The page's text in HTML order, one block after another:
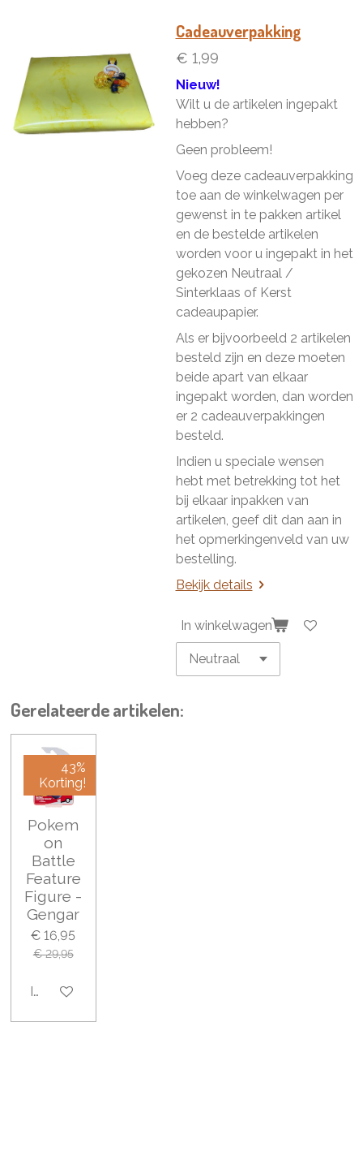
e
Cadeauverpakking
€ 1,99
Nieuw!
Wilt u de artikelen ingepakt
hebben?
Geen probleem!
Voeg deze cadeauverpakking
toe aan de winkelwagen per
gewenst in te pakken artikel
en de bestelde artikelen
worden voor u ingepakt in het
gekozen Neutraal /
Sinterklaas of Kerst
cadeaupapier.
Als er bijvoorbeeld 2 artikelen
besteld zijn en deze moeten
beide apart van elkaar
ingepakt worden, dan worden
er 2 cadeauverpakkingen
besteld.
Indien u speciale wensen
hebt met betrekking tot het
bij elkaar inpakken van
artikelen, geef dit dan aan in
het opmerkingenveld van uw
bestelling.
Bekijk details
In winkelwagen
Gerelateerde artikelen:
43%
Korting!
Pokem
on
Battle
Feature
Figure -
Gengar
€ 16,95
€ 29,95
In winkelwagen